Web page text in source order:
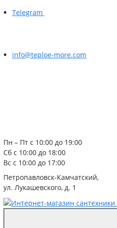
Telegram
info@teploe-more.com
Пн – Пт с 10:00 до 19:00
Сб с 10:00 до 18:00
Вс с 10:00 до 17:00
Петропавловск-Камчатский,
ул. Лукашевского, д. 1